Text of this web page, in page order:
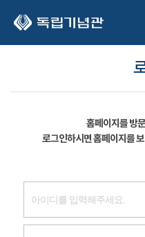
홈페이지를 방
로그인하시면 홈페이지를